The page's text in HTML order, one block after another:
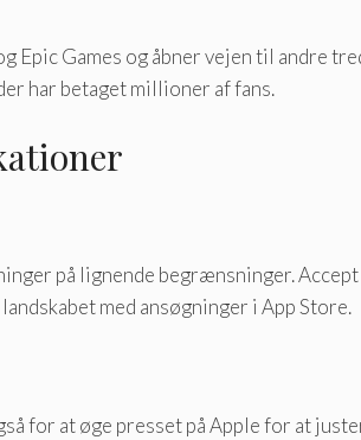
Games og åbner vejen til andre
har betaget millioner af fans.
på lignende begrænsninger.
med ansøgninger i App Store.
for at øge presset på Apple for at